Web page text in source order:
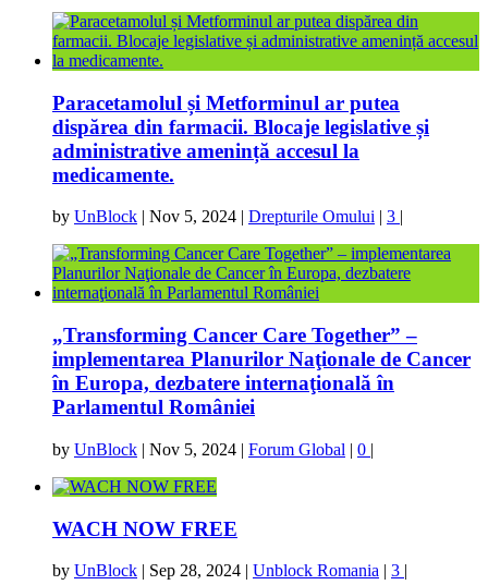
Paracetamolul și Metforminul ar putea
dispărea din farmacii. Blocaje legislative și
administrative amenință accesul la
medicamente.
by UnBlock | Nov 5, 2024 | Drepturile Omului | 3 |
„Transforming Cancer Care Together” –
implementarea Planurilor Naţionale de Cancer
în Europa, dezbatere internaţională în
Parlamentul României
by UnBlock | Nov 5, 2024 | Forum Global | 0 |
WACH NOW FREE
by UnBlock | Sep 28, 2024 | Unblock Romania | 3 |